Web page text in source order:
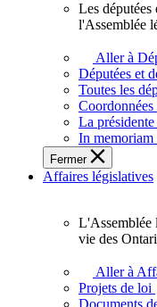
députés
vous
représentent
sein
de
l'Assemblée
législative
l'Ontario.
Les députées
l'Assemblée
Aller à
Députées et
Toutes les
Coordonnées
La présidente
In memoriam
Fermer
Affaires législatives
L'Assemblée
adopte
L'Assemblée
vie des
Aller à
Projets de loi
Documents